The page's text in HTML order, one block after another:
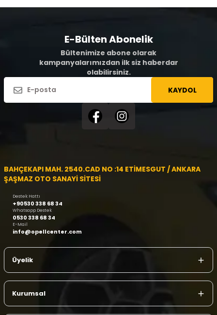
E-Bülten Abonelik
Bültenimize abone olarak
kampanyalarımızdan ilk siz haberdar
olabilirsiniz.
KAYDOL
BAHÇEKAPI MAH. 2540.CAD NO :14 ETİMESGUT / ANKARA
ŞAŞMAZ OTO SANAYİ SİTESİ
Destek Hattı
+90530 338 68 34
Whatsapp Destek
0530 338 68 34
E-Mail
info@opellcenter.com
Üyelik
Kurumsal